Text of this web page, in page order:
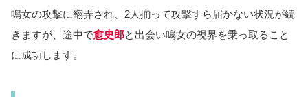
鳴女の攻撃に翻弄され、2人揃って攻撃すら届かない状況が続
きますが、途中で愈史郎と出会い鳴女の視界を乗っ取ること
に成功します。